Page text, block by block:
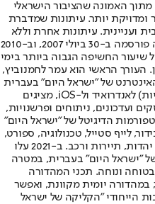
האמונה שהציבור הישראלי
ומדויקת יותר. עיתונות שמדברת
ועניינית. עיתונות אחרת וללא
תשלום. המהדורה המודפסת הראשונה פורסמה ב-30 ביולי 2007, וב-2010
שיעור החשיפה הגבוה ביותר בימי
העורך הראשי הוא עמר לחמנוביץ,
של "ישראל היום" בעברית
ובאנגלית, כמו כן היישומונים (אפליקציות) לאנדרואיד ול-iOS, מציגים
ועדכונים, ניתוחים ופרשנויות,
הדיגיטל של "ישראל היום"
לייף סטייל, טכנולוגיה, ספורט,
כלכלה וצרכנות, בריאות, חיילים, אוכל, יהדות, תיירות ורכב. ב-2021 עלו
"ישראל היום" בעברית, במטרה
ונוחה. תכני המהדורה
יומית מקוונת, ואפשר
הייחודי "הקליקה של ישראל